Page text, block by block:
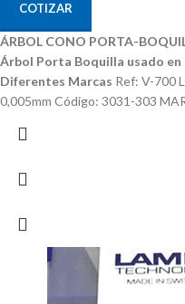
COTIZAR
ÁRBOL CONO PORTA-
Árbol Porta Boquilla usado
Diferentes Marcas Ref: V-700
0,005mm Código: 3031-303